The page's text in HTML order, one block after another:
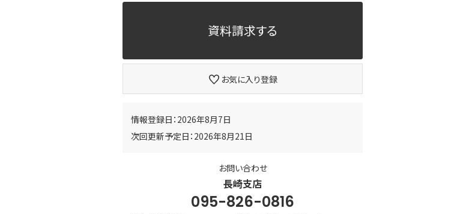
資料請求する
お気に入り登録
情報登録日：2026年8月7日
次回更新予定日：2026年8月21日
お問い合わせ
長崎支店
095-826-0816